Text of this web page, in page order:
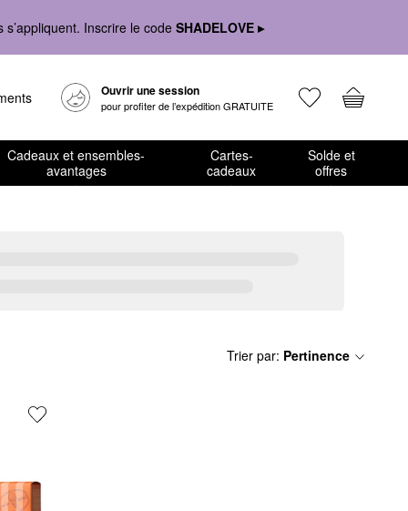
Inscrire le code SHADELOVE ▸
Ouvrir une session
pour profiter de l’expédition GRATUITE
Cadeaux et ensembles-
avantages
Cartes-
cadeaux
Solde et
offres
Trier par: Pertinence